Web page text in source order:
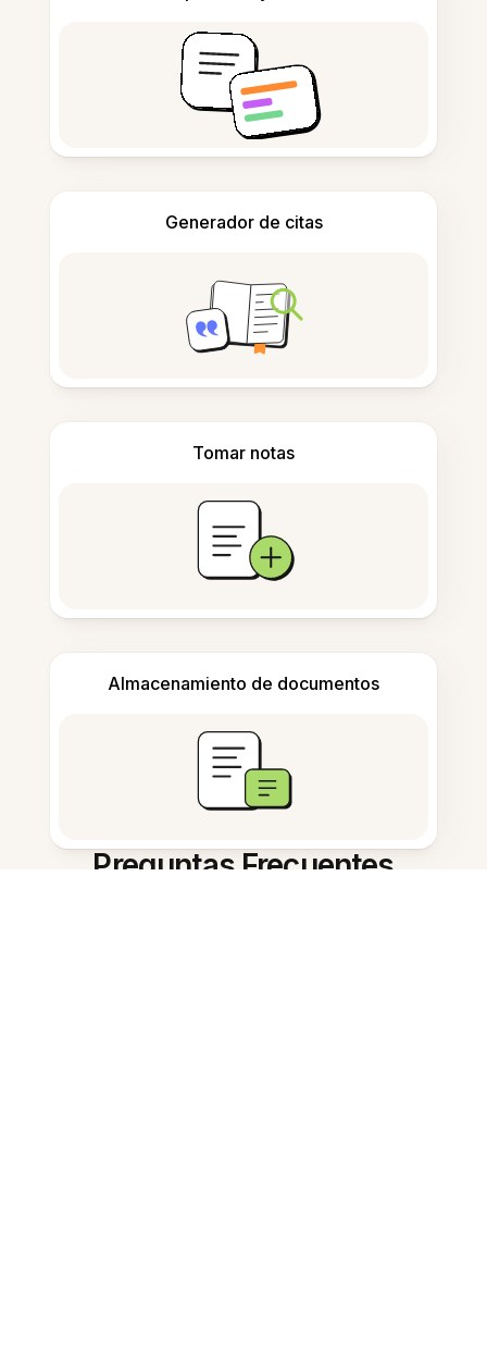
Generador de citas
Tomar notas
Almacenamiento de documentos
Preguntas Frecuentes